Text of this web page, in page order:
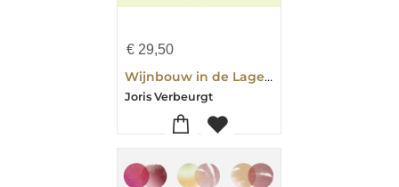
€ 29,50
Wijnbouw in de Lage Landen
Joris Verbeurgt